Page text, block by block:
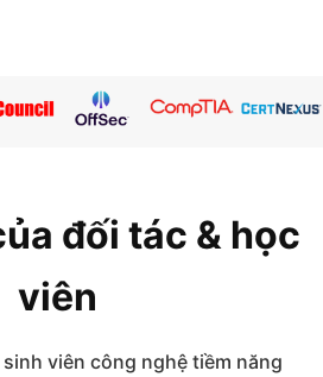
đối tác & học
viên
viên công nghệ tiềm năng